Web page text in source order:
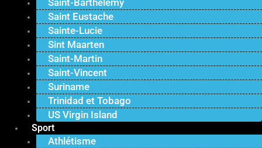
Saint-Barthélemy
Saint Eustache
Sainte-Lucie
Sint Maarten
Saint-Martin
Saint-Vincent
Suriname
Trinidad et Tobago
US Virgin Island
Sport
Athlétisme